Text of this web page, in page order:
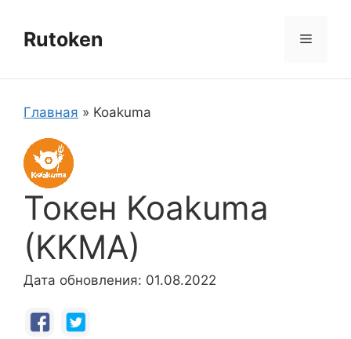
содержимому
Rutoken Меню
Главная » Koakuma
Токен Koakuma
(KKMA)
Дата обновления: 01.08.2022